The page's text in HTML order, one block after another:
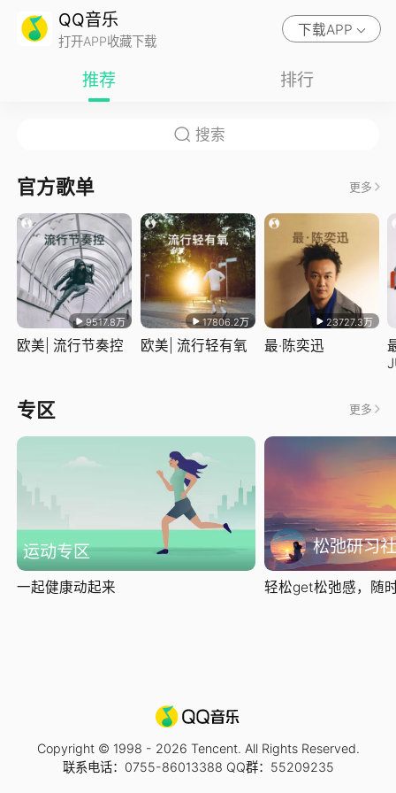
QQ音乐
打开APP收藏下载
下载APP
推荐 排行
官方歌单 更多
9517.8万
欧美| 流行节奏控
17806.2万
欧美| 流行轻有氧
23727.3万
最·陈奕迅
专区 更多
运动专区
一起健康动起来
松弛研习社
轻松get松弛感，随
Copyright © 1998 - 2026 Tencent. All Rights Reserved.
联系电话：0755-86013388 QQ群：55209235